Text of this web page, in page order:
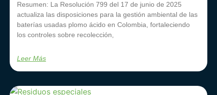
Resumen: La Resolución 799 del 17 de junio de 2025
actualiza las disposiciones para la gestión ambiental de las
baterías usadas plomo ácido en Colombia, fortaleciendo
los controles sobre recolección,
Leer Más